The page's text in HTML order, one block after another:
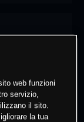
su
web funzioni
servizio,
il sito.
la tua